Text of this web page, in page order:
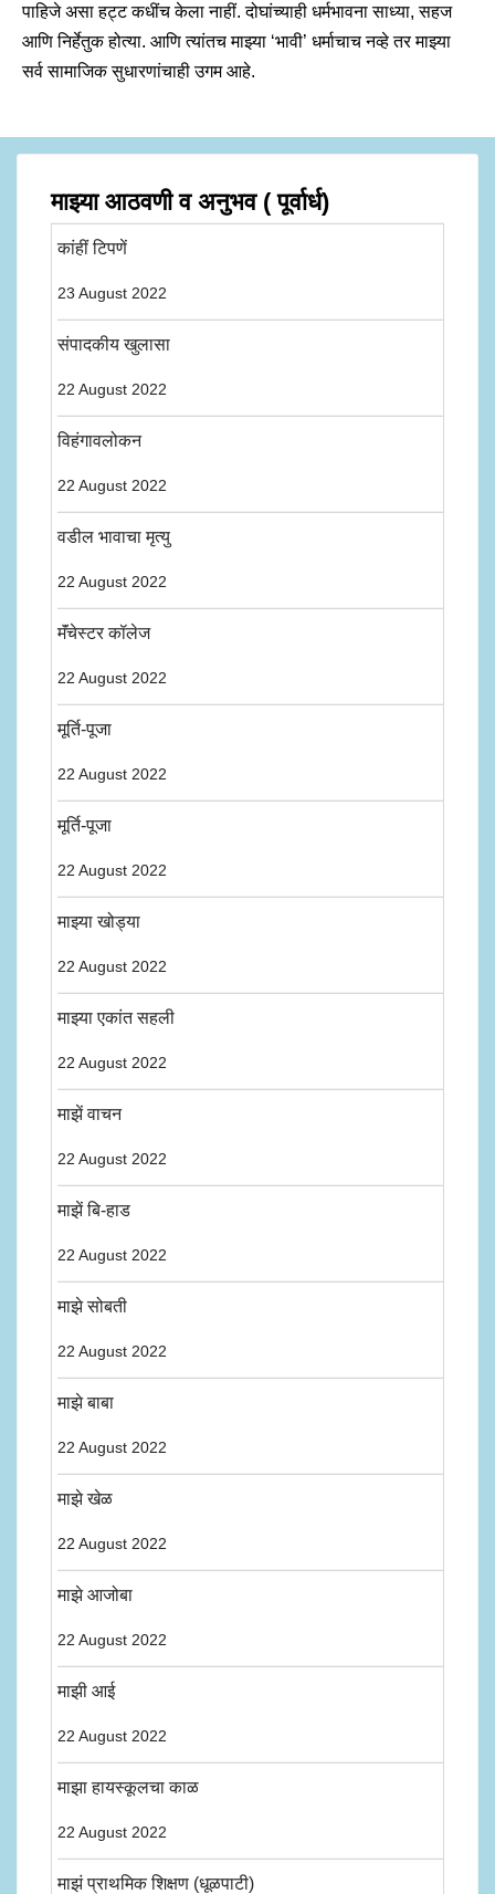
पाहिजे असा हट्ट कधींच केला नाहीं. दोघांच्याही धर्मभावना साध्या, सहज
आणि निर्हेतुक होत्या. आणि त्यांतच माझ्या ‘भावी’ धर्माचाच नव्हे तर माझ्या
सर्व सामाजिक सुधारणांचाही उगम आहे.
माझ्या आठवणी व अनुभव ( पूर्वार्ध)
कांहीं टिपणें
23 August 2022
संपादकीय खुलासा
22 August 2022
विहंगावलोकन
22 August 2022
वडील भावाचा मृत्यु
22 August 2022
मॅंचेस्टर कॉलेज
22 August 2022
मूर्ति-पूजा
22 August 2022
मूर्ति-पूजा
22 August 2022
माझ्या खोड्या
22 August 2022
माझ्या एकांत सहली
22 August 2022
माझें वाचन
22 August 2022
माझें बि-हाड
22 August 2022
माझे सोबती
22 August 2022
माझे बाबा
22 August 2022
माझे खेळ
22 August 2022
माझे आजोबा
22 August 2022
माझी आई
22 August 2022
माझा हायस्कूलचा काळ
22 August 2022
माझं प्राथमिक शिक्षण (धूळपाटी)